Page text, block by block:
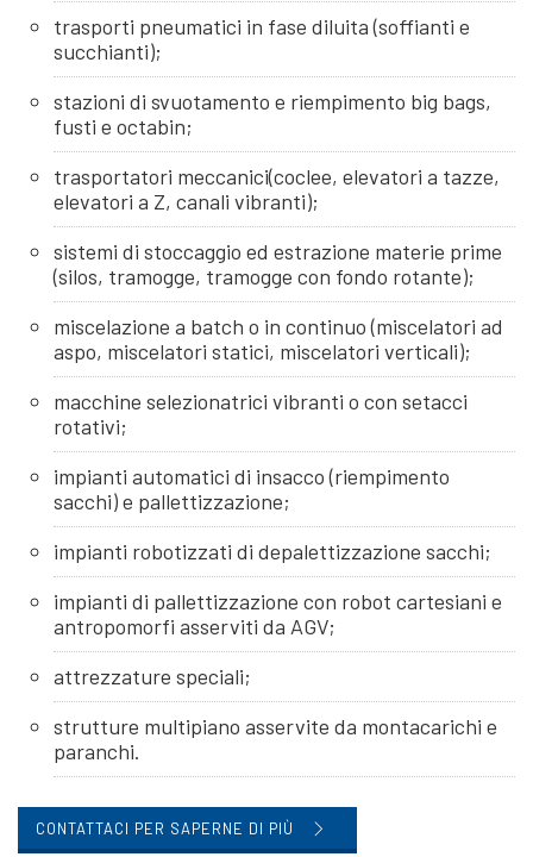
trasporti pneumatici in fase diluita (soffianti e
succhianti);
stazioni di svuotamento e riempimento big bags,
fusti e octabin;
trasportatori meccanici(coclee, elevatori a tazze,
elevatori a Z, canali vibranti);
sistemi di stoccaggio ed estrazione materie prime
(silos, tramogge, tramogge con fondo rotante);
miscelazione a batch o in continuo (miscelatori ad
aspo, miscelatori statici, miscelatori verticali);
macchine selezionatrici vibranti o con setacci
rotativi;
impianti automatici di insacco (riempimento
sacchi) e pallettizzazione;
impianti robotizzati di depalettizzazione sacchi;
impianti di pallettizzazione con robot cartesiani e
antropomorfi asserviti da AGV;
attrezzature speciali;
strutture multipiano asservite da montacarichi e
paranchi.
CONTATTACI PER SAPERNE DI PIÙ